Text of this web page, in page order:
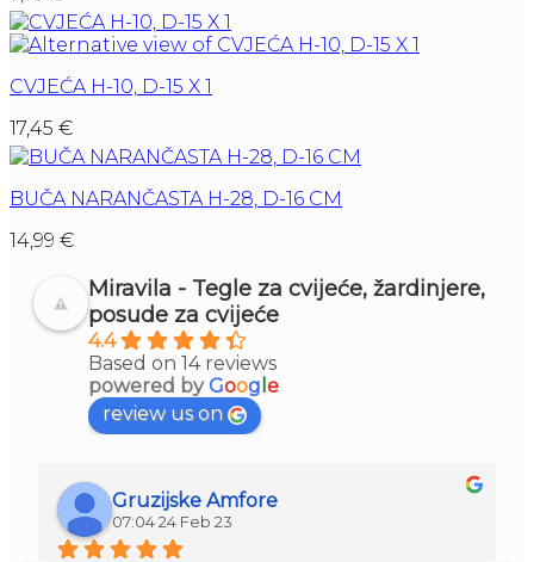
CVJEĆA H-10, D-15 X 1
17,45 €
BUČA NARANČASTA H-28, D-16 CM
14,99 €
Miravila - Tegle za cvijeće, žardinjere,
posude za cvijeće
4.4
Based on 14 reviews
powered byGoog e
review us on
Gruzijske Amfore
07:04 24 Feb 23